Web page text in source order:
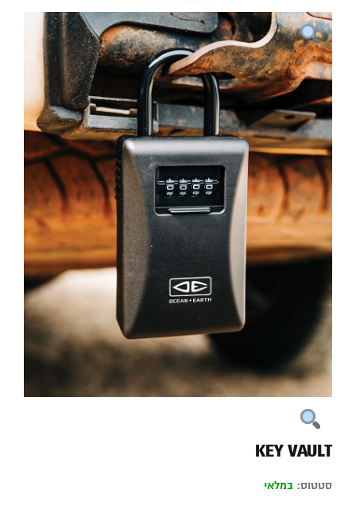
KEY VAULT
סטטוס: במלאי